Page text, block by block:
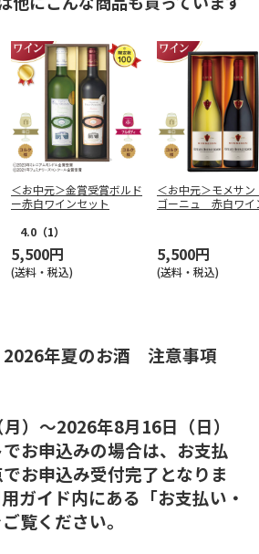
＜お中元＞金賞受賞ボルド
ー赤白ワインセット
4.0 （1）
5,500円
(送料・税込)
＜お中元＞モメサ
ゴーニュ 赤白ワイ
5,500円
(送料・税込)
年夏のお酒 注意事項
）～2026年8月16日（日）
お申込みの場合は、お支払
お申込み受付完了となりま
ガイド内にある「お支払い・
覧ください。